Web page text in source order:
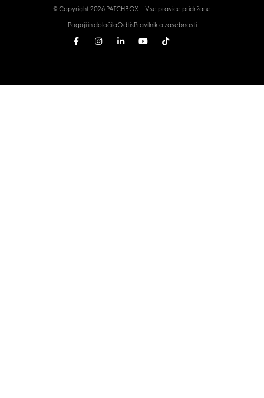
© Copyright 2026 PATCHBOX – Vse pravice pridržane
Pogoji in določilaOdtisPravilnik o zasebnosti